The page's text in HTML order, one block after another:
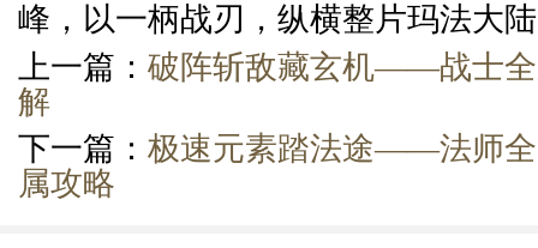
峰，以一柄战刃，纵横整片玛法大
上一篇： 破阵斩敌藏玄机——战士全
解
下一篇： 极速元素踏法途——法师全
属攻略